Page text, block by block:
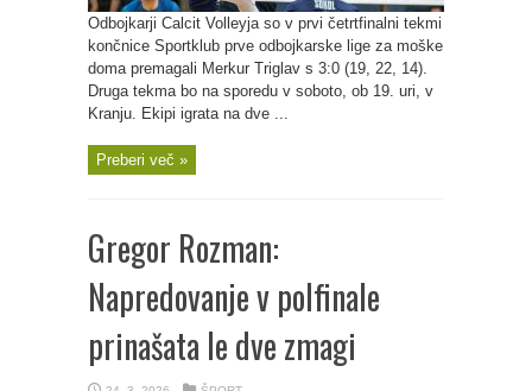
Odbojkarji Calcit Volleyja so v prvi četrtfinalni tekmi
končnice Sportklub prve odbojkarske lige za moške
doma premagali Merkur Triglav s 3:0 (19, 22, 14).
Druga tekma bo na sporedu v soboto, ob 19. uri, v
Kranju. Ekipi igrata na dve ...
Preberi več »
Gregor Rozman:
Napredovanje v polfinale
prinašata le dve zmagi